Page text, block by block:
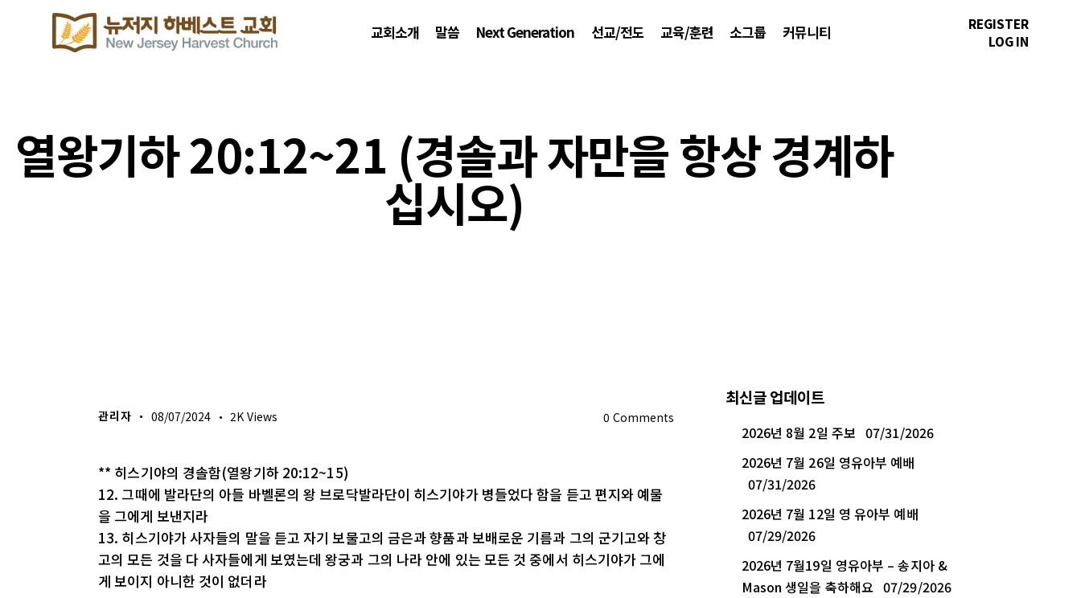
교회소개 말씀 Next Generation 선교/전도 교육/훈련 소그룹 커뮤니티
REGISTER
LOG IN
열왕기하 20:12~21 (경솔과 자만을 항상 경계하
십시오)
관리자 08/07/2024 2K Views 0 Comments
** 히스기야의 경솔함(열왕기하 20:12~15)
12. 그때에 발라단의 아들 바벨론의 왕 브로닥발라단이 히스기야가 병들었다 함을 듣고 편지와 예물
을 그에게 보낸지라
13. 히스기야가 사자들의 말을 듣고 자기 보물고의 금은과 향품과 보배로운 기름과 그의 군기고와 창
고의 모든 것을 다 사자들에게 보였는데 왕궁과 그의 나라 안에 있는 모든 것 중에서 히스기야가 그에
게 보이지 아니한 것이 없더라
최신글 업데이트
2026년 8월 2일 주보 07/31/2026
2026년 7월 26일 영유아부 예배
07/31/2026
2026년 7월 12일 영 유아부 예배
07/29/2026
2026년 7월19일 영유아부 – 송지아 &
Mason 생일을 축하해요 07/29/2026